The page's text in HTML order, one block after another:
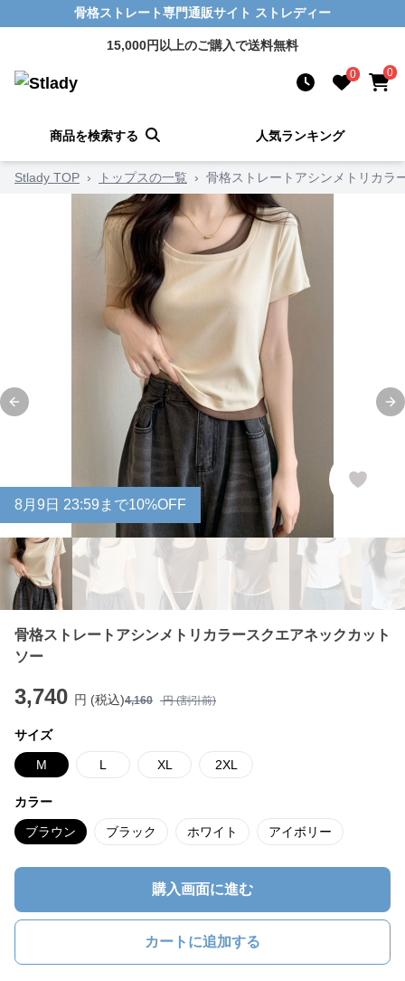
骨格ストレート専門通販サイト ストレディー
15,000円以上のご購入で送料無料
0 0
商品を検索する 人気ランキング
Stlady TOP › トップスの一覧 › 骨格ストレートアシンメトリカラ
Previous slide
8月 9 日 23:59まで10%OFF
骨格ストレートアシンメトリカラースクエアネックカット
ソー
3,740 円 (税込)4,160 円 (割引前)
サイズ
M L XL 2XL
カラー
ブラウン ブラック ホワイト アイボリー
購入画面に進む
カートに追加する